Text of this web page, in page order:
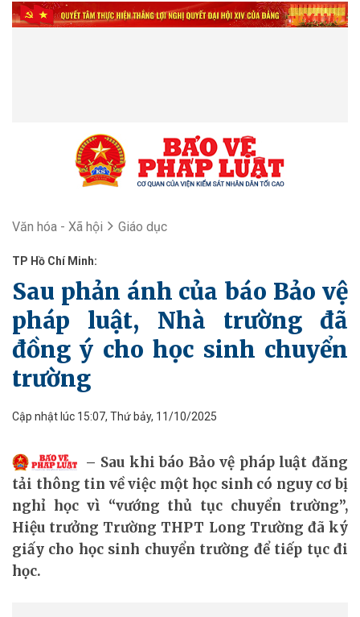
Văn hóa - Xã hội Giáo dục
TP Hồ Chí Minh:
Sau phản ánh của báo Bảo vệ
pháp luật, Nhà trường đã
đồng ý cho học sinh chuyển
trường
Cập nhật lúc 15:07, Thứ bảy, 11/10/2025
Sau khi báo Bảo vệ pháp luật đăng
tải thông tin về việc một học sinh có nguy cơ bị
nghỉ học vì “vướng thủ tục chuyển trường”,
Hiệu trưởng Trường THPT Long Trường đã ký
giấy cho học sinh chuyển trường để tiếp tục đi
học.